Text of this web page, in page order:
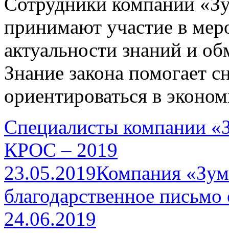
принимают участие в
актуальности знаний и
Знание закона помогает
ориентироваться в
Специалисты компании
КРОС – 2019
23.05.2019Компания
благодарственное
24.06.2019